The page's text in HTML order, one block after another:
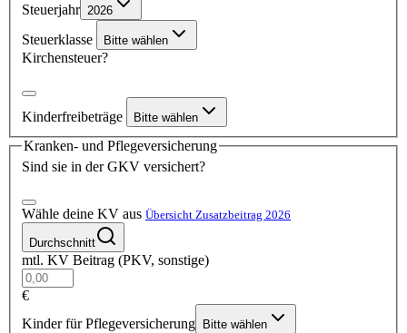
Steuerjahr 2026
Steuerklasse Bitte wählen
Kirchensteuer?
Kinderfreibeträge Bitte wählen
Kranken- und Pflegeversicherung
Sind sie in der GKV versichert?
Wähle deine KV aus Übersicht Zusatzbeitrag 2026
Durchschnitt
mtl. KV Beitrag (PKV, sonstige)
€
Kinder für Pflegeversicherung
Bitte wählen